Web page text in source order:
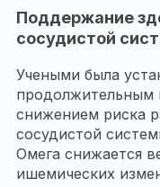
Поддержание
сосудистой
Учеными была
продолжительным
снижением риска
сосудистой
Омега снижается
ишемических